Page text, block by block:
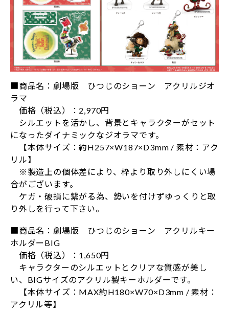
■商品名：劇場版 ひつじのショーン アクリルジオ
ラマ
価格（税込）：2,970円
シルエットを活かし、背景とキャラクターがセット
になったダイナミックなジオラマです。
【本体サイズ：約H257×W187×D3mm / 素材：アク
リル】
※製造上の個体差により、枠より取り外しにくい場
合がございます。
ケガ・破損に繋がる為、勢いを付けずゆっくりと取
り外しを行って下さい。
■商品名：劇場版 ひつじのショーン アクリルキー
ホルダーBIG
価格（税込）：1,650円
キャラクターのシルエットとクリアな質感が美し
い、BIGサイズのアクリル製キーホルダーです。
【本体サイズ：MAX約H180×W70×D3mm / 素材：
アクリル等】